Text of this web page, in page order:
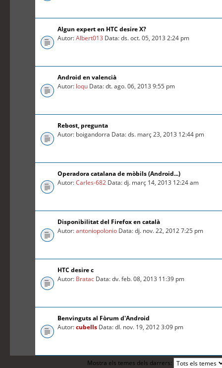
Algun expert en HTC desire X?
Autor:Albert013 Data: ds. oct. 05, 2013 2:24 pm
Android en valencià
Autor: loqu Data: dt. ago. 06, 2013 9:55 pm
Rebost, pregunta
Autor: boigandorra Data: ds. març 23, 2013 12:44 pm
Operadora catalana de mòbils (Android...)
Autor:Carles-682 Data: dj. març 14, 2013 12:24 am
Disponibilitat del Firefox en català
Autor:antoniopolonio Data: dj. nov. 22, 2012 7:25 pm
HTC desire c
Autor: Bratac Data: dv. feb. 08, 2013 11:39 pm
Benvinguts al Fòrum d'Android
Autor:cubells Data: dl. nov. 19, 2012 3:09 pm
Mostra els temes dels darrers: